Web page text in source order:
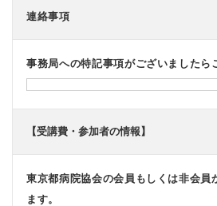
連絡事項
事務局への特記事項がございましたら
【受講費・参加者の情報】
東京都病院協会の会員もしくは非会員
ます。